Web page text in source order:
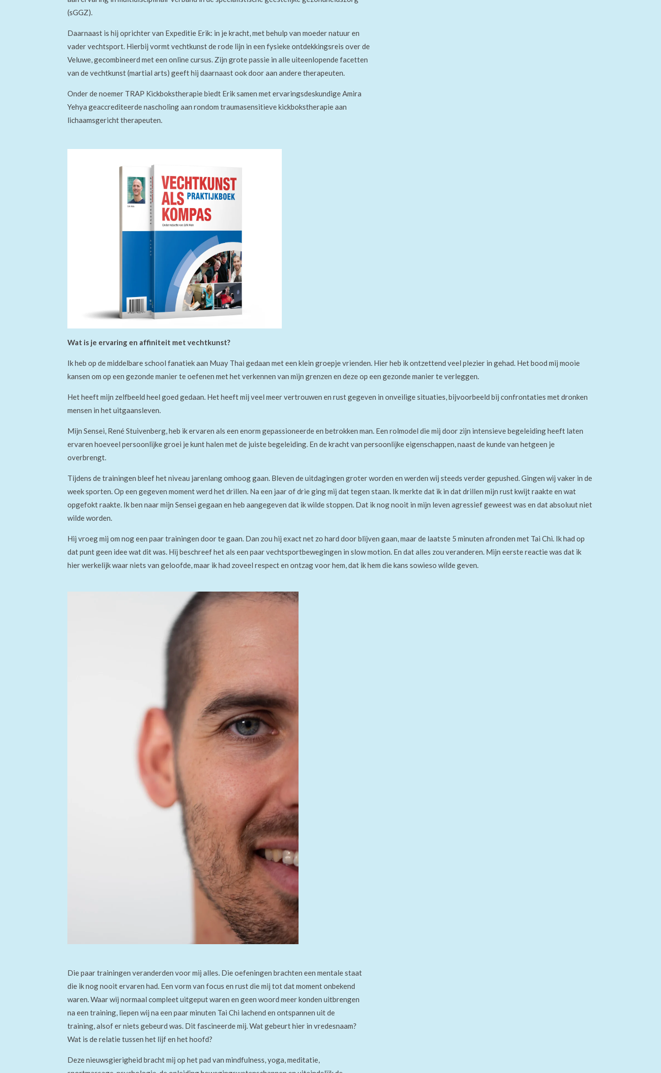
(sGGZ).
Daarnaast is hij oprichter van Expeditie Erik: in je kracht, met behulp van moeder natuur en
vader vechtsport. Hierbij vormt vechtkunst de rode lijn in een fysieke ontdekkingsreis over de
Veluwe, gecombineerd met een online cursus. Zijn grote passie in alle uiteenlopende facetten
van de vechtkunst (martial arts) geeft hij daarnaast ook door aan andere therapeuten.
Onder de noemer TRAP Kickbokstherapie biedt Erik samen met ervaringsdeskundige Amira
Yehya geaccrediteerde nascholing aan rondom traumasensitieve kickbokstherapieaan
lichaamsgericht therapeuten.
Wat is je ervaring en affiniteit met vechtkunst?
Ik heb op de middelbare school fanatiek aan Muay Thai gedaan met een klein groepje vrienden. Hier heb ik ontzettend veel plezier in gehad. Het bood mij mooie
kansen om op een gezonde manier te oefenen met het verkennen van mijn grenzen en deze op een gezonde manier te verleggen.
Het heeft mijn zelfbeeld heel goed gedaan. Het heeft mij veel meer vertrouwen en rust gegeven in onveilige situaties, bijvoorbeeld bij confrontaties met dronken
mensen in het uitgaansleven.
Mijn Sensei, René Stuivenberg, heb ik ervaren als een enorm gepassioneerde en betrokken man. Een rolmodel die mij door zijn intensieve begeleiding heeft laten
ervaren hoeveel persoonlijke groei je kunt halen met de juiste begeleiding. En de kracht van persoonlijke eigenschappen, naast de kunde van hetgeen je
overbrengt.
Tijdens de trainingen bleef het niveau jarenlang omhoog gaan. Bleven de uitdagingen groter worden en werden wij steeds verder gepushed. Gingen wij vaker in de
week sporten. Op een gegeven moment werd het drillen. Na een jaar of drie ging mij dat tegen staan. Ik merkte dat ik in dat drillen mijn rust kwijt raakte en wat
opgefokt raakte. Ik ben naar mijn Sensei gegaan en heb aangegeven dat ik wilde stoppen. Dat ik nog nooit in mijn leven agressief geweest was en dat absoluut niet
wilde worden.
Hij vroeg mij om nog een paar trainingen door te gaan. Dan zou hij exact net zo hard door blijven gaan, maar de laatste 5 minuten afronden met Tai Chi. Ik had op
dat punt geen idee wat dit was. Hij beschreef het als een paar vechtsportbewegingen in slow motion. En dat alles zou veranderen. Mijn eerste reactie was dat ik
hier werkelijk waar niets van geloofde, maar ik had zoveel respect en ontzag voor hem, dat ik hem die kans sowieso wilde geven.
Die paar trainingen veranderden voor mij alles. Die oefeningen brachten een mentalestaat
die ik nog nooit ervaren had. Een vorm van focus en rust die mij tot dat moment onbekend
waren. Waar wij normaal compleet uitgeput waren en geen woord meer konden uitbrengen
na een training, liepen wij na een paar minuten Tai Chi lachend en ontspannen uit de
training, alsof er niets gebeurd was. Dit fascineerde mij. Wat gebeurt hier in vredesnaam?
Wat is de relatie tussen het lijf en het hoofd?
Deze nieuwsgierigheid bracht mij op het pad van mindfulness, yoga, meditatie,